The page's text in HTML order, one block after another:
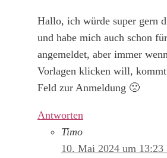
Hallo, ich würde super gern
und habe mich auch schon
angemeldet, aber immer
Vorlagen klicken will,
Feld zur Anmeldung 🙁
Antworten
Timo
10. Mai 2024 um 13:23